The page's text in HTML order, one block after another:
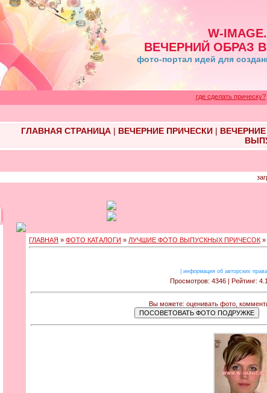
W-
ВЕЧЕРНИЙ ОБРАЗ
фото-портал идей для
где сделать прическу?
ГЛАВНАЯ СТРАНИЦА| ВЕЧЕРНИЕ ПРИЧЕСКИ|
ГЛАВНАЯ » ФОТО КАТАЛОГИ » ЛУЧШИЕ ФОТО ВЫПУСКНЫХ ПРИЧЕСОК »
информация об авторских
Просмотров: 4346 | Рейтинг:
Вы можете: оценивать фото,